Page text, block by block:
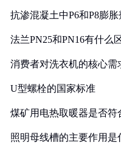
抗渗混凝土中P6和P8膨
法兰PN25和PN16有什么
消费者对洗衣机的核心需
U型螺栓的国家标准
煤矿用电热取暖器是否符
照明母线槽的主要作用是